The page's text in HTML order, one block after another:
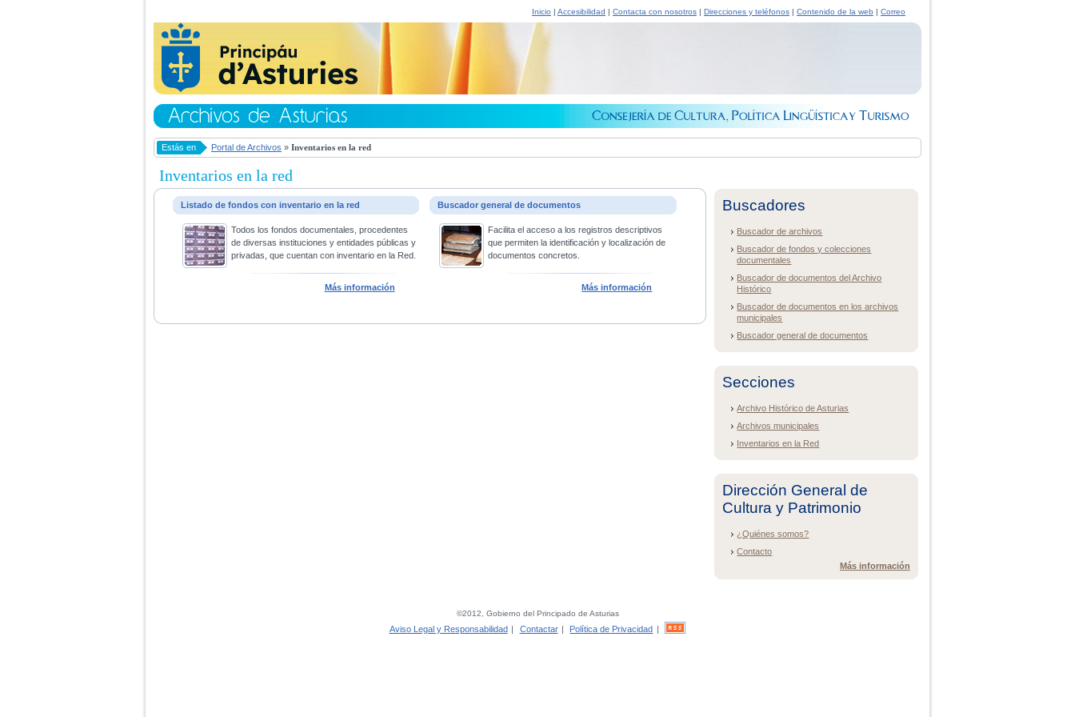
Inicio | Accesibilidad | Contacta con nosotros | Direcciones y teléfonos | Contenido de la web | Correo
Estás en Portal de Archivos » Inventarios en la red
Inventarios en la red
Listado de fondos con inventario en la red
Todos los fondos documentales, procedentes
de diversas instituciones y entidades públicas y
privadas, que cuentan con inventario en la Red.
Más información
Buscador general de documentos
Facilita el acceso a los registros descriptivos
que permiten la identificación y localización de
documentos concretos.
Más información
Buscadores
Buscador de archivos
Buscador de fondos y colecciones
documentales
Buscador de documentos del Archivo
Histórico
Buscador de documentos en los archivos
municipales
Buscador general de documentos
Secciones
Archivo Histórico de Asturias
Archivos municipales
Inventarios en la Red
Dirección General de
Cultura y Patrimonio
¿Quiénes somos?
Contacto
Más información
©2012, Gobierno del Principado de Asturias
Aviso Legal y Responsabilidad | Contactar | Política de Privacidad |